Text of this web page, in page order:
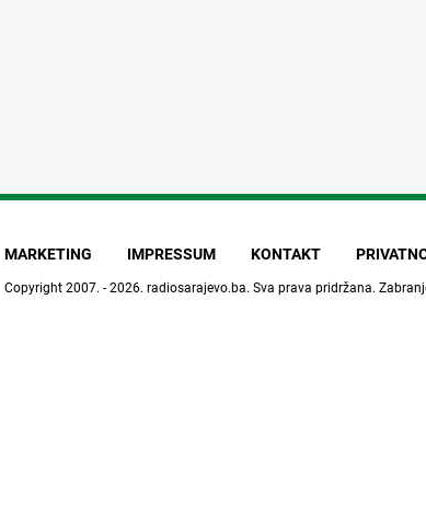
MARKETING IMPRESSUM KONTAKT
Copyright 2007. - 2026. radiosarajevo.ba. Sva prava pridržana.